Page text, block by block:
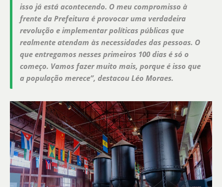
isso já está acontecendo. O meu compromisso à
frente da Prefeitura é provocar uma verdadeira
revolução e implementar políticas públicas que
realmente atendam às necessidades das pessoas. O
que entregamos nesses primeiros 100 dias é só o
começo. Vamos fazer muito mais, porque é isso que
a população merece”, destacou Léo Moraes.